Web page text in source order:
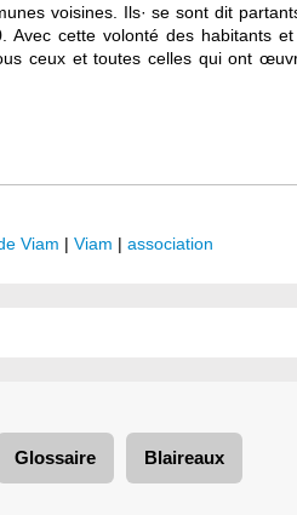
voisines. Ils· se sont dit
cette volonté des habitants
ceux et toutes celles qui ont
Viam | Viam | association
Glossaire Blaireaux